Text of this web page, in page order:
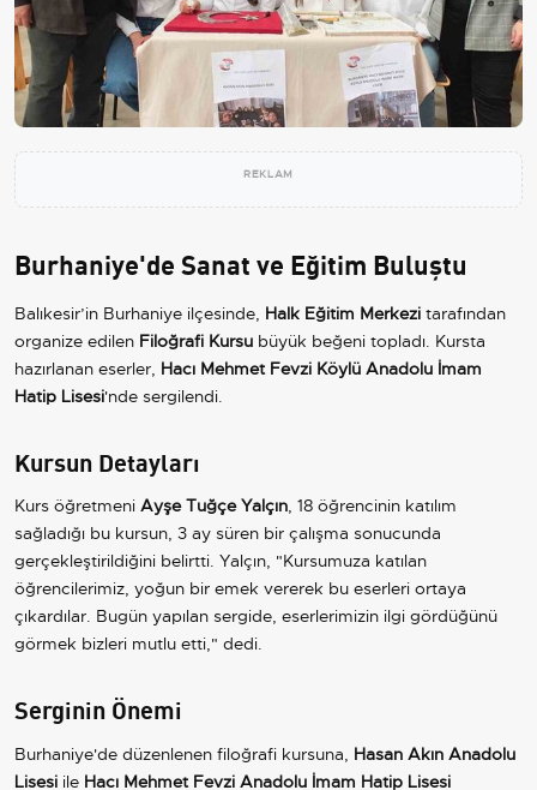
REKLAM
Burhaniye'de Sanat ve Eğitim Buluştu
Balıkesir’in Burhaniye ilçesinde, Halk Eğitim Merkezi tarafından
organize edilen Filoğrafi Kursu büyük beğeni topladı. Kursta
hazırlanan eserler, Hacı Mehmet Fevzi Köylü Anadolu İmam
Hatip Lisesi'nde sergilendi.
Kursun Detayları
Kurs öğretmeni Ayşe Tuğçe Yalçın, 18 öğrencinin katılım
sağladığı bu kursun, 3 ay süren bir çalışma sonucunda
gerçekleştirildiğini belirtti. Yalçın, "Kursumuza katılan
öğrencilerimiz, yoğun bir emek vererek bu eserleri ortaya
çıkardılar. Bugün yapılan sergide, eserlerimizin ilgi gördüğünü
görmek bizleri mutlu etti," dedi.
Serginin Önemi
Burhaniye'de düzenlenen filoğrafi kursuna, Hasan Akın Anadolu
Lisesi ile Hacı Mehmet Fevzi Anadolu İmam Hatip Lisesi